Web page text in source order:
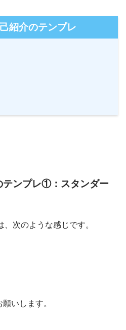
紹介のテンプレ
ンプレ①：スタンダー
次のような感じです。
いします。